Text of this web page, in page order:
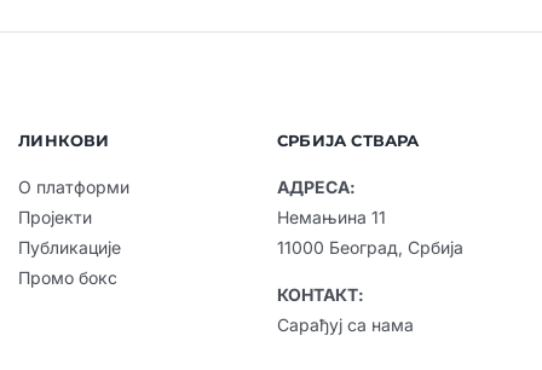
ЛИНКОВИ
О платформи
Пројекти
Публикације
Промо бокс
СРБИЈА СТВАРА
АДРЕСА:
Немањина 11
11000 Београд, Србија
КОНТАКТ:
Сарађуј са нама